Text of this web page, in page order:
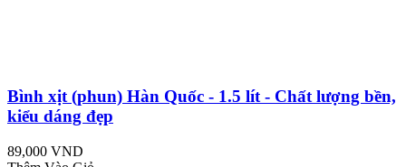
Bình xịt (phun) Hàn Quốc - 1.5 lít - Chất lượng bền,
kiểu dáng đẹp
89,000 VND